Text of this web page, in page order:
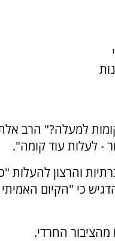
למעלה?" הרב
- לעלות עוד קומה".
והרצון להעלות
כי "הקיום
מהציבור החרדי.